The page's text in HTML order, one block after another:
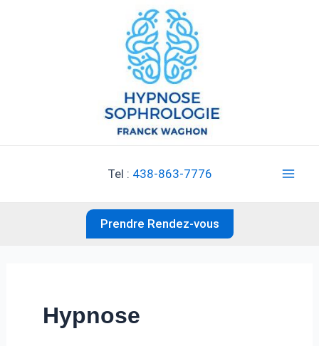
Tel : 438-863-7776
Prendre Rendez-vous
Hypnose